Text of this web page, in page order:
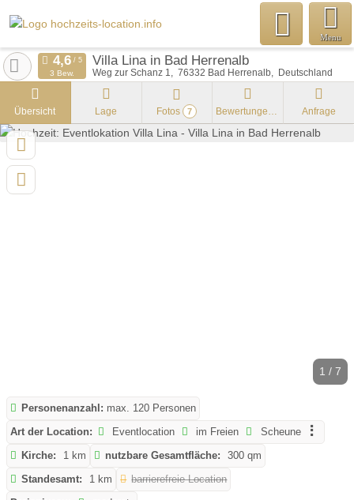
Menu
Villa Lina in Bad Herrenalb
Weg zur Schanz 1 76332 Bad Herrenalb Deutschland
3 Bew.
Übersicht Lage Fotos 7 Bewertungen Anfrage
1 / 7
Personenanzahl: max. 120 Personen
Art der Location:
Eventlocation im Freien
Scheune
Kirche:
1 km nutzbare Gesamtfläche:
300 qm
Standesamt:
1 km
barrierefreie Location